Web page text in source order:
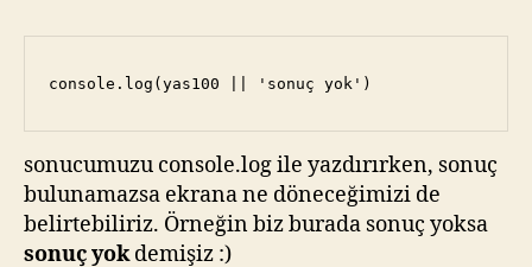
console.log(yas100 || 'sonuç yok')
sonucumuzu console.log ile yazdırırken, sonuç
bulunamazsa ekrana ne döneceğimizi de
belirtebiliriz. Örneğin biz burada sonuç yoksa
sonuç yokdemişiz :)